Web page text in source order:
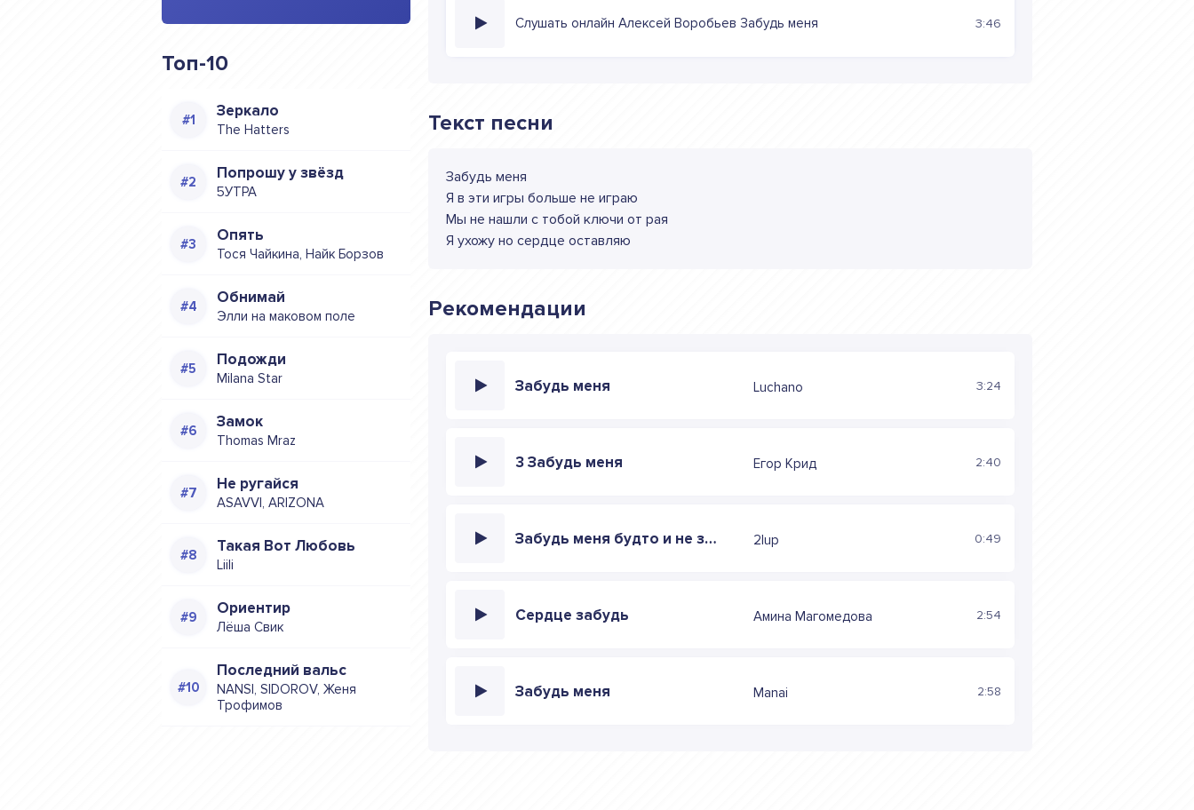
Топ-10
Зеркало
The Hatters
Попрошу у звёзд
5УТРА
Опять
Тося Чайкина, Найк Борзов
Обнимай
Элли на маковом поле
Подожди
Milana Star
Замок
Thomas Mraz
Не ругайся
ASAVVI, ARIZONA
Такая Вот Любовь
Liili
Ориентир
Лёша Свик
Последний вальс
NANSI, SIDOROV, Женя
Трофимов
Слушать онлайн Алексей Воробьев Забудь меня 3:46
Текст песни
Забудь меня
Я в эти игры больше не играю
Мы не нашли с тобой ключи от рая
Я ухожу но сердце оставляю
Рекомендации
Забудь меня Luchano 3:24
3 Забудь меня Егор Крид 2:40
Забудь меня будто и не знала 2lup 0:49
Сердце забудь Амина Магомедова 2:54
Забудь меня Manai 2:58